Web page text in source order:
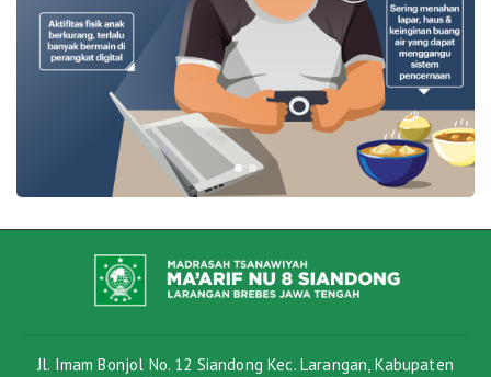
Jl. Imam Bonjol No. 12 Siandong Kec. Larangan, Kabupaten